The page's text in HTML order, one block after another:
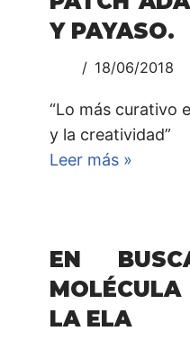
Y PAYASO.
18/06/2018
“Lo más curativo
y la creatividad”
Leer más »
EN
LA ELA